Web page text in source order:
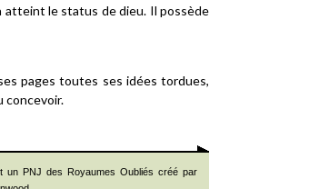
atteint le status de dieu. Il possède
pages toutes ses idées tordues,
concevoir.
un PNJ des Royaumes Oubliés créé par